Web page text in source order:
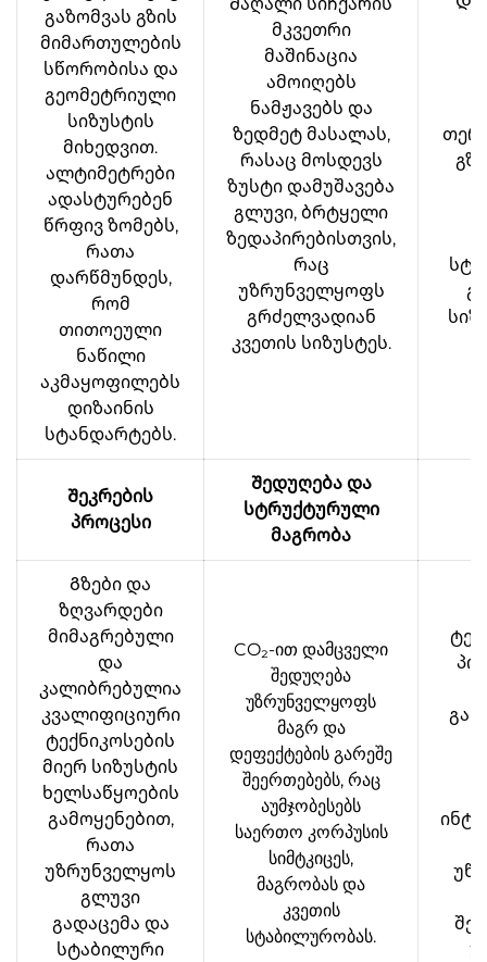
გაზომვას გზის
მიმართულების
სწორობისა და
გეომეტრიული
სიზუსტის
მიხედვით.
ალტიმეტრები
ადასტურებენ
წრფივ ზომებს,
რათა
დარწმუნდეს,
რომ
თითოეული
ნაწილი
აკმაყოფილებს
დიზაინის
სტანდარტებს.
Მაღალი სიჩქარის
მკვეთრი
მაშინაცია
ამოიღებს
ნამჟავებს და
ზედმეტ მასალას,
რასაც მოსდევს
ზუსტი დამუშავება
გლუვი, ბრტყელი
ზედაპირებისთვის,
რაც
უზრუნველყოფს
გრძელვადიან
კვეთის სიზუსტეს.
Შეკრების
პროცესი
Შედუღება და
სტრუქტურული
მაგრობა
Გზები და
ზღვარდები
მიმაგრებული
და
კალიბრებულია
კვალიფიციური
ტექნიკოსების
მიერ სიზუსტის
ხელსაწყოების
გამოყენებით,
რათა
უზრუნველყოს
გლუვი
გადაცემა და
სტაბილური
CO₂-ით დამცველი
შედუღება
უზრუნველყოფს
მაგრ და
დეფექტების გარეშე
შეერთებებს, რაც
აუმჯობესებს
საერთო კორპუსის
სიმტკიცეს,
მაგრობას და
კვეთის
სტაბილურობას.